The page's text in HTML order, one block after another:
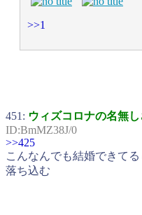
>>1
451: ウィズコロナの名無
ID:BmMZ38J/0
>>425
こんなんでも結婚できて
落ち込む